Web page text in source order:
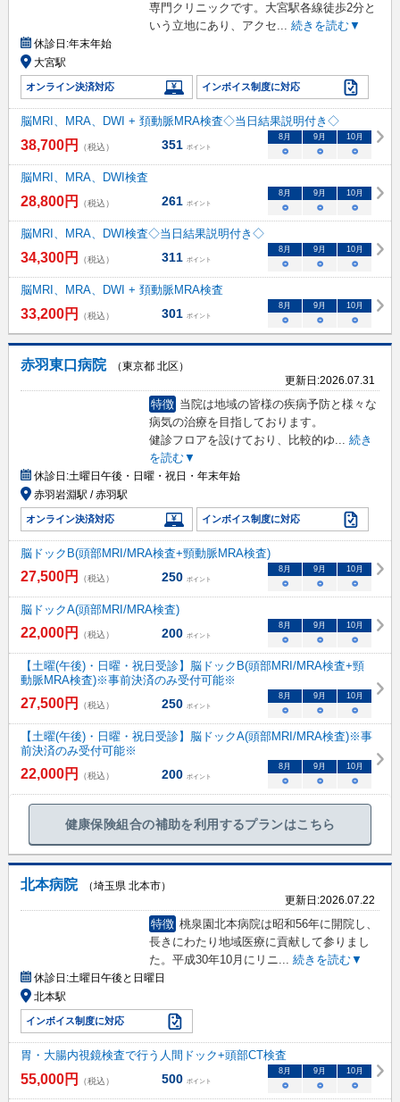
専門クリニックです。大宮駅各線徒歩2分と
いう立地にあり、アクセ... 続きを読む▼
休診日:年末年始
大宮駅
オンライン決済対応 インボイス制度に対応
脳MRI、MRA、DWI + 頚動脈MRA検査◇当日結果説明付き◇
38,700円 （税込） 351 ポイント
8月 9月 10月
○ ○ ○
脳MRI、MRA、DWI検査
28,800円 （税込） 261 ポイント
8月 9月 10月
○ ○ ○
脳MRI、MRA、DWI検査◇当日結果説明付き◇
34,300円 （税込） 311 ポイント
8月 9月 10月
○ ○ ○
脳MRI、MRA、DWI + 頚動脈MRA検査
33,200円 （税込） 301 ポイント
8月 9月 10月
○ ○ ○
赤羽東口病院
（東京都 北区）
更新日:2026.07.31
特徴 当院は地域の皆様の疾病予防と様々な
病気の治療を目指しております。
健診フロアを設けており、比較的ゆ
続き
を読む▼
休診日:土曜日午後・日曜・祝日・年末年始
赤羽岩淵駅 / 赤羽駅
オンライン決済対応 インボイス制度に対応
脳ドックB(頭部MRI/MRA検査+頸動脈MRA検査)
27,500円 （税込） 250 ポイント
8 月 9 月 10月
○ ○ ○
脳ドックA(頭部MRI/MRA検査)
22,000円 （税込） 200 ポイント
8 月 9 月 10月
○ ○ ○
【土曜(午後)・日曜・祝日受診】脳ドックB(頭部MRI/MRA検査+頸
動脈MRA検査)※事前決済のみ受付可能※
27,500円 （税込） 250 ポイント
8 月 9 月 10月
○ ○ ○
【土曜(午後)・日曜・祝日受診】脳ドックA(頭部MRI/MRA検査)※事
前決済のみ受付可能※
22,000円 （税込） 200 ポイント
8 月 9 月 10月
○ ○ ○
健康保険組合の補助を利用するプランはこちら
北本病院
（埼玉県 北本市）
更新日:2026.07.22
特徴 桃泉園北本病院は昭和56年に開院し、
長きにわたり地域医療に貢献して参りまし
た。平成30年10月にリニ... 続きを読む▼
休診日:土曜日午後と日曜日
北本駅
インボイス制度に対応
胃・大腸内視鏡検査で行う人間ドック+頭部CT検査
55,000円 （税込） 500 ポイント
8月 9月 10月
○ ○ ○